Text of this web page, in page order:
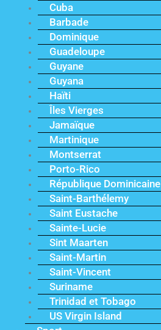
Cuba
Barbade
Dominique
Guadeloupe
Guyane
Guyana
Haïti
Îles Vierges
Jamaïque
Martinique
Montserrat
Porto-Rico
République Dominicaine
Saint-Barthélemy
Saint Eustache
Sainte-Lucie
Sint Maarten
Saint-Martin
Saint-Vincent
Suriname
Trinidad et Tobago
US Virgin Island